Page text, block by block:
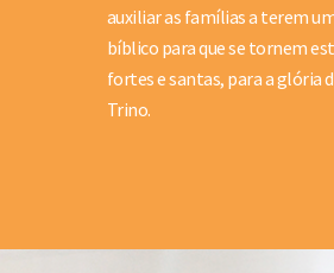
auxiliar as famílias a terem
bíblico para que se tornem
fortes e santas, para a glória
Trino.